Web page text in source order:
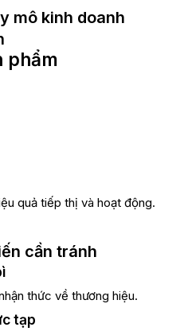
mô kinh doanh
phẩm
quả tiếp thị và hoạt động.
cần tránh
thức về thương hiệu.
tạp